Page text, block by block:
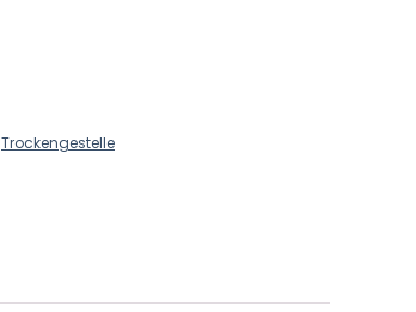
Trockengestelle